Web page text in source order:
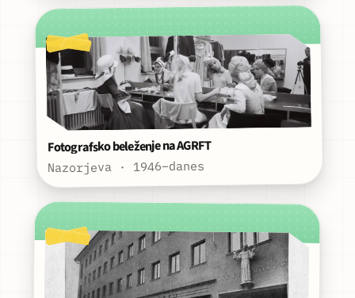
Fotografsko beleženje na AGRFT
Nazorjeva · 1946–danes